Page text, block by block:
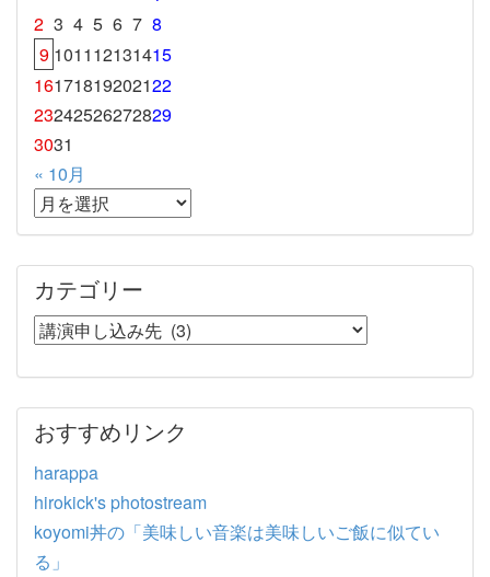
2 3 4 5 6 7 8
9 101112131415
16171819202122
23242526272829
3031
« 10月
カテゴリー
おすすめリンク
harappa
hirokick's photostream
koyomi丼の「美味しい音楽は美味しいご飯に似てい
る」